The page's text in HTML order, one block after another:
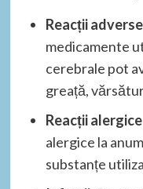
Reacții
medicamente
cerebrale pot
greață,
Reacții alergice
alergice la
substanțe